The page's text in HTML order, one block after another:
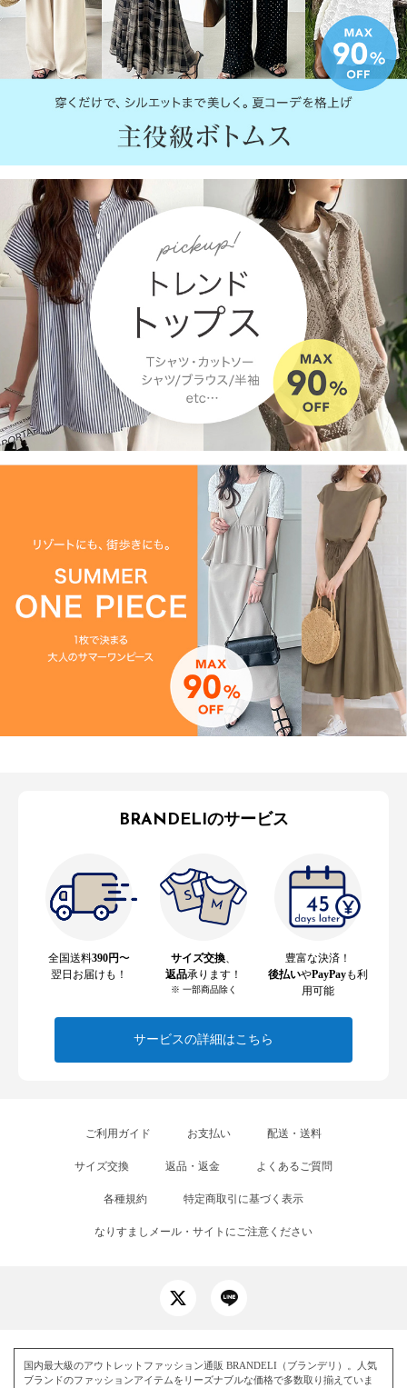
BRANDELIのサービス
全国送料390円〜
翌日お届けも！
サイズ交換
返品承ります！
※ 一部商品除く
豊富な決済！
後払いやPayPayも利
用可能
サービスの詳細はこちら
ご利用ガイド お支払い 配送・送料
サイズ交換 返品・返金 よくあるご質問
各種規約 特定商取引に基づく表示
なりすましメール・サイトにご注意ください
国内最大級のアウトレットファッション通販 BRANDELI（ブランデリ）。人気
ブランドのファッションアイテムをリーズナブルな価格で多数取り揃えていま